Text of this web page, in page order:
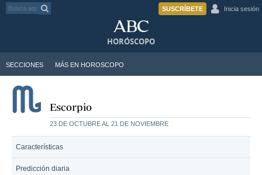
SUSCRÍBETE Inicia sesión
SECCIONES MÁS EN HOROSCOPO
HORÓSCOPO
Escorpio
23 DE OCTUBRE AL 21 DE NOVIEMBRE
Características
Predicción diaria